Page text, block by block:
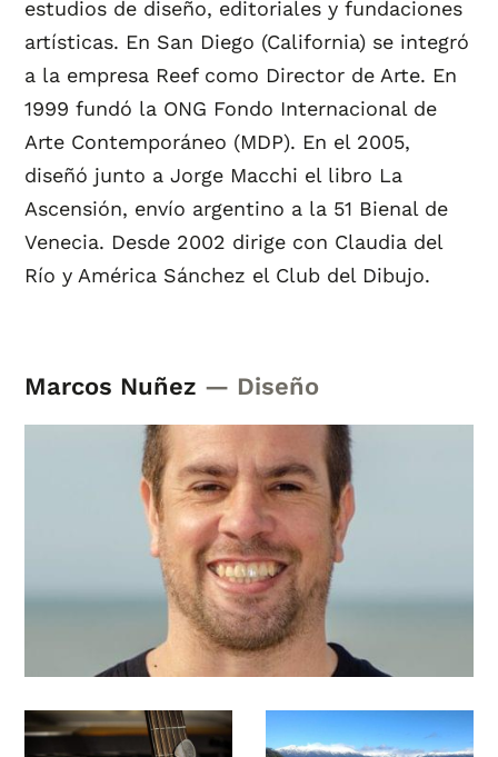
estudios de diseño, editoriales y fundaciones
artísticas. En San Diego (California) se integró
a la empresa Reef como Director de Arte. En
1999 fundó la ONG Fondo Internacional de
Arte Contemporáneo (MDP). En el 2005,
diseñó junto a Jorge Macchi el libro La
Ascensión, envío argentino a la 51 Bienal de
Venecia. Desde 2002 dirige con Claudia del
Río y América Sánchez el Club del Dibujo.
Marcos Nuñez — Diseño